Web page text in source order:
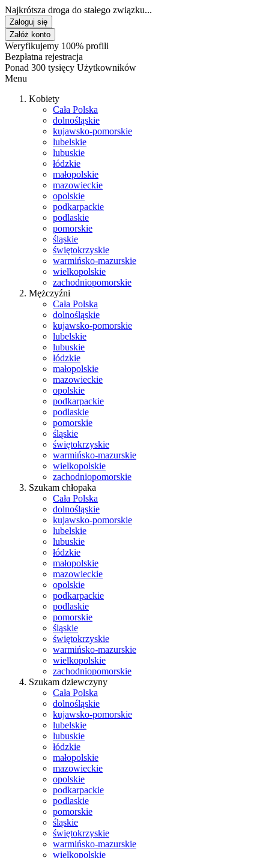
Najkrótsza droga do stałego związku...
Zaloguj się
Załóż konto
Weryfikujemy 100% profili
Bezpłatna rejestracja
Ponad 300 tysięcy Użytkowników
Menu
Kobiety
Cała Polska
dolnośląskie
kujawsko-pomorskie
lubelskie
lubuskie
łódzkie
małopolskie
mazowieckie
opolskie
podkarpackie
podlaskie
pomorskie
śląskie
świętokrzyskie
warmińsko-mazurskie
wielkopolskie
zachodniopomorskie
Mężczyźni
Cała Polska
dolnośląskie
kujawsko-pomorskie
lubelskie
lubuskie
łódzkie
małopolskie
mazowieckie
opolskie
podkarpackie
podlaskie
pomorskie
śląskie
świętokrzyskie
warmińsko-mazurskie
wielkopolskie
zachodniopomorskie
Szukam chłopaka
Cała Polska
dolnośląskie
kujawsko-pomorskie
lubelskie
lubuskie
łódzkie
małopolskie
mazowieckie
opolskie
podkarpackie
podlaskie
pomorskie
śląskie
świętokrzyskie
warmińsko-mazurskie
wielkopolskie
zachodniopomorskie
Szukam dziewczyny
Cała Polska
dolnośląskie
kujawsko-pomorskie
lubelskie
lubuskie
łódzkie
małopolskie
mazowieckie
opolskie
podkarpackie
podlaskie
pomorskie
śląskie
świętokrzyskie
warmińsko-mazurskie
wielkopolskie